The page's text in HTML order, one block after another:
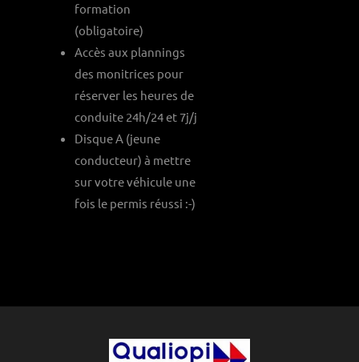
formation
(obligatoire)
Accès aux plannings
des monitrices pour
réserver les heures de
conduite 24h/24 et 7j/j
Disque A (jeune
conducteur) à mettre
sur votre véhicule une
fois le permis réussi :-)